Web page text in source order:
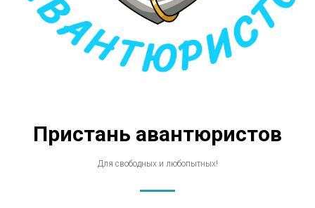
Пристань авантюристов
Для свободных и любопытных!